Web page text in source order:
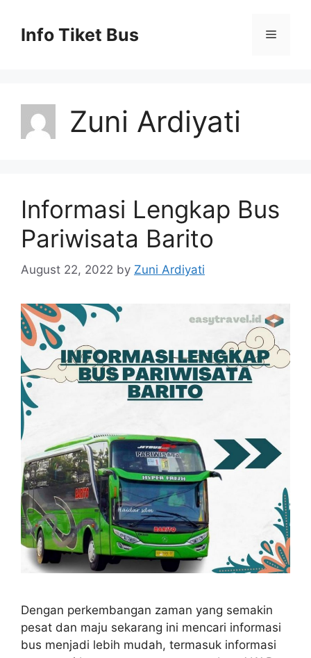
contentInfo Tiket Bus Menu
Zuni Ardiyati
Informasi Lengkap Bus
Pariwisata Barito
August 22, 2022 by Zuni Ardiyati
Dengan perkembangan zaman yang semakin
pesat dan maju sekarang ini mencari informasi
bus menjadi lebih mudah, termasuk informasi